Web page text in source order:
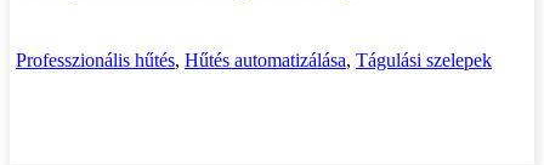
Professzionális hűtés, Hűtés automatizálása, Tágulási szelepek